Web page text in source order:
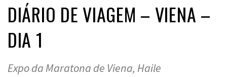
DIÁRIO DE VIAGEM – VIENA –
DIA 1
Expo da Maratona de Viena, Haile